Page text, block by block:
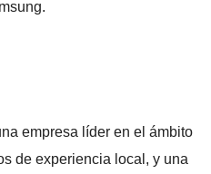
empresa líder en el ámbito
de experiencia local, y una